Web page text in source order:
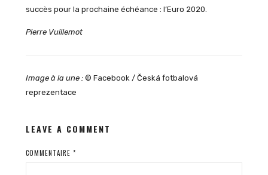
succès pour la prochaine échéance : l’Euro 2020.
Pierre Vuillemot
Image à la une : © Facebook / Česká fotbalová
reprezentace
LEAVE A COMMENT
COMMENTAIRE *